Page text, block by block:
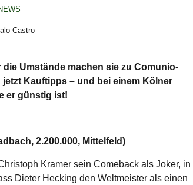
Umstände machen sie zu Comunio-
Kauftipps – und bei einem Kölner
er günstig ist!
2.200.000, Mittelfeld)
Kramer sein Comeback als Joker, in
Dieter Hecking den Weltmeister als einen